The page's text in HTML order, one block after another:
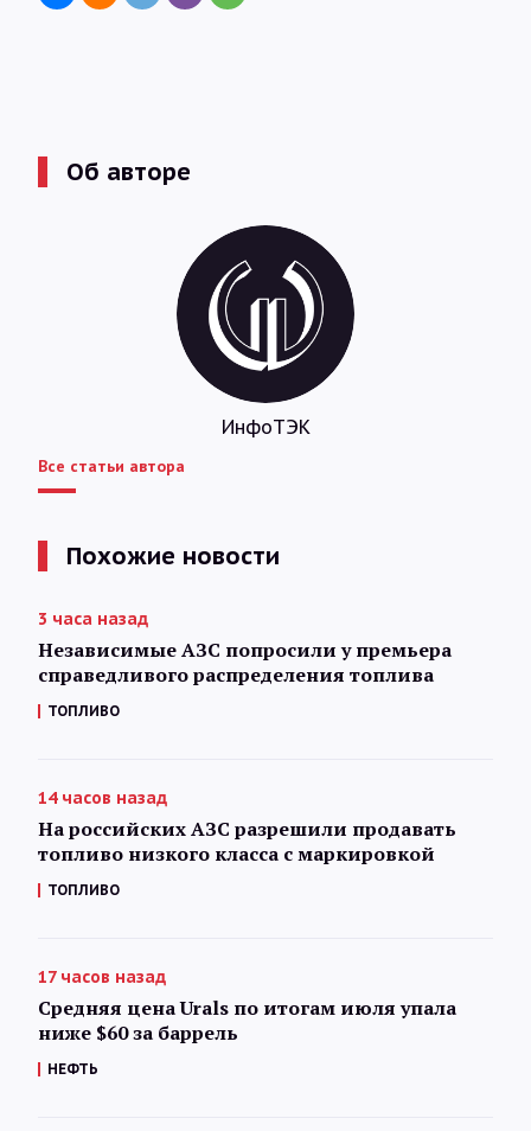
Об авторе
ИнфоТЭК
Все статьи автора
Похожие новости
3 часа назад
Независимые АЗС попросили у премьера
справедливого распределения топлива
ТОПЛИВО
14 часов назад
На российских АЗС разрешили продавать
топливо низкого класса с маркировкой
ТОПЛИВО
17 часов назад
Средняя цена Urals по итогам июля упала
ниже $60 за баррель
НЕФТЬ